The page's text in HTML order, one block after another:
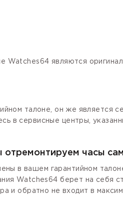
Watches64 являются
талоне, он же является
в сервисные центры,
отремонтируем часы
в вашем гарантийном
Watches64 берет на себя
и обратно не входит в